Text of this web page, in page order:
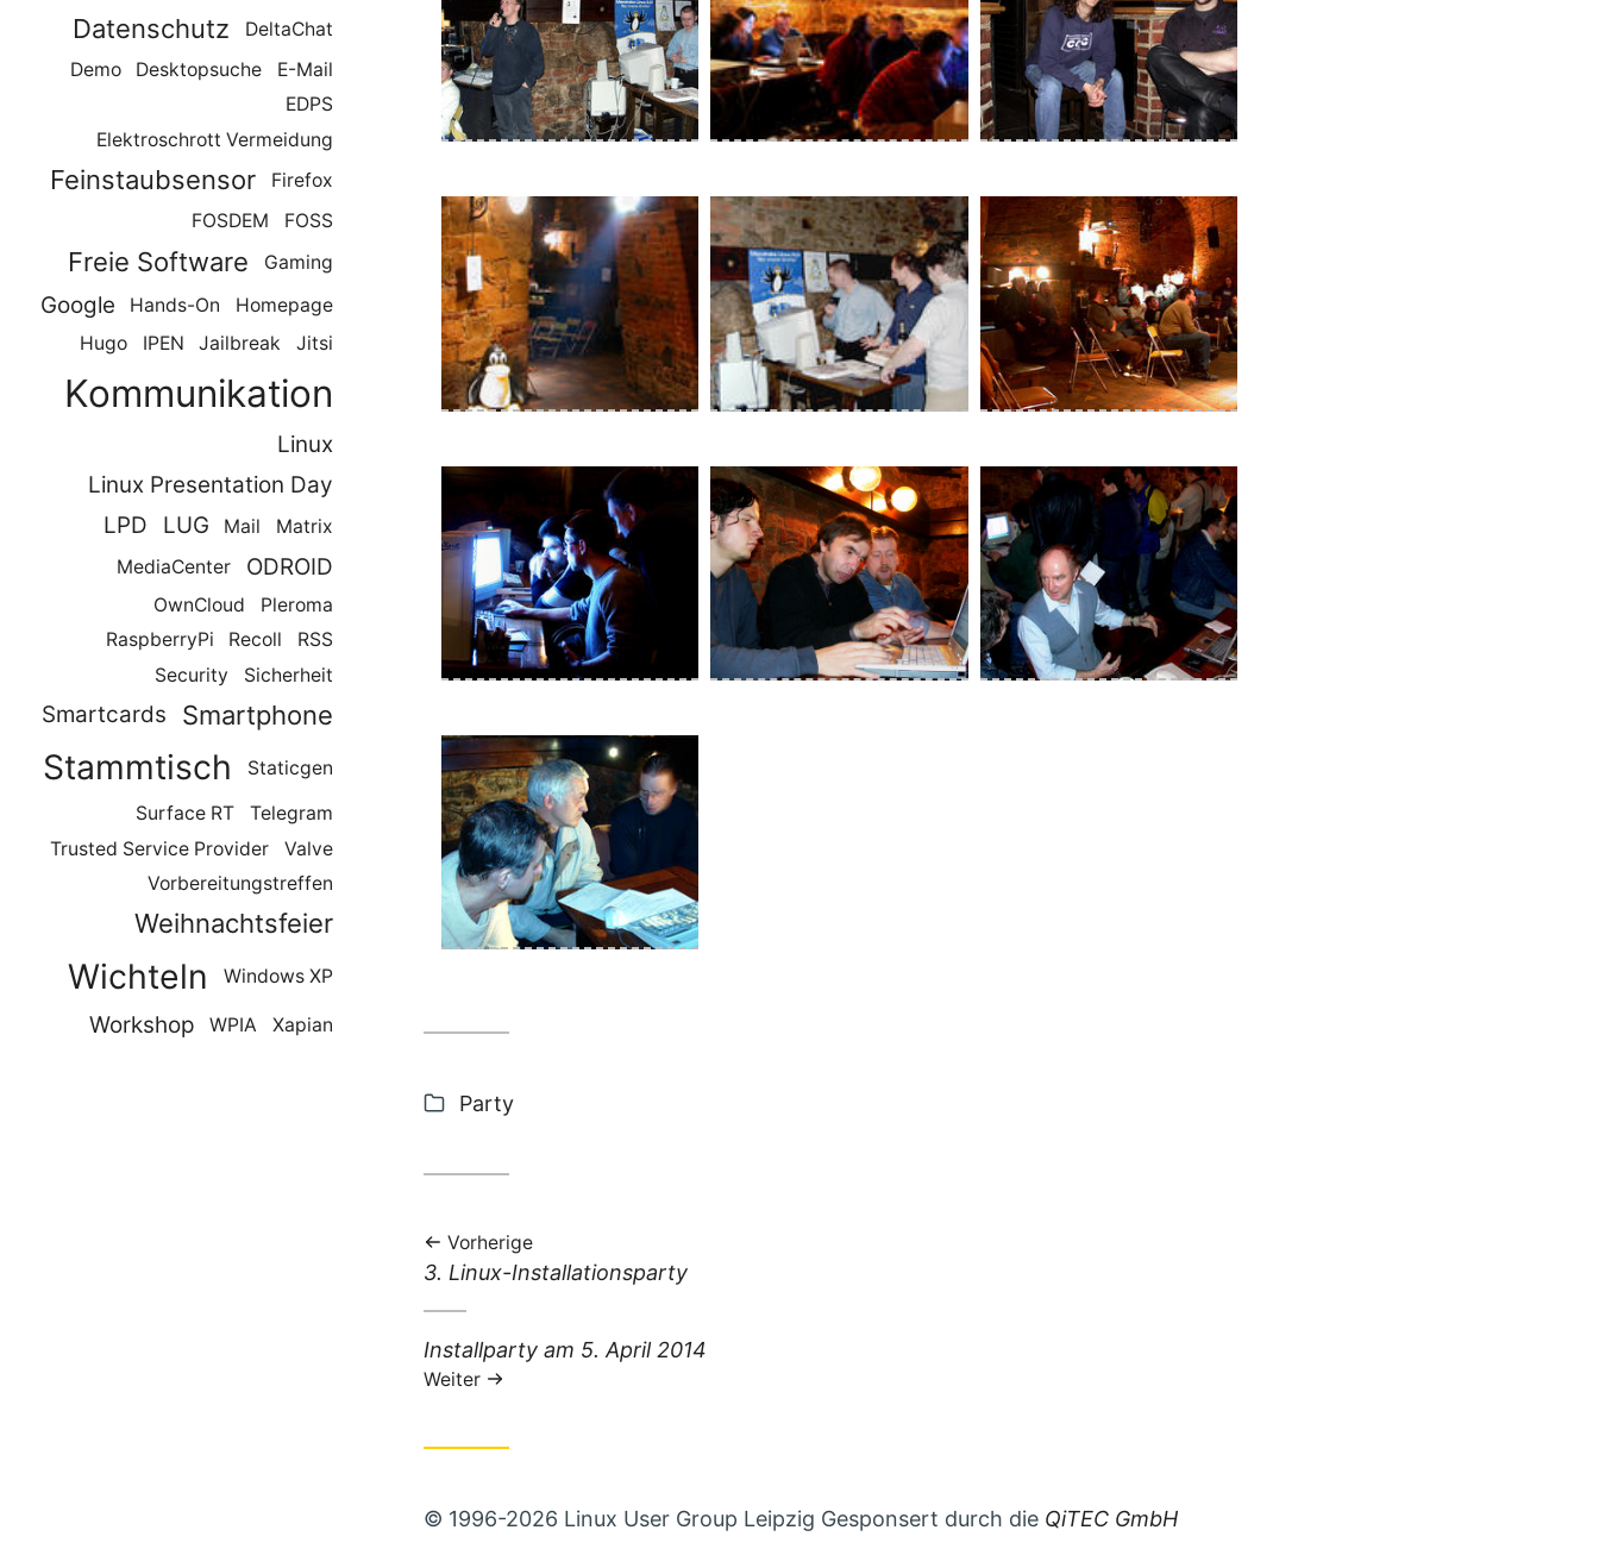
Datenschutz
DeltaChat
Demo
Desktopsuche
E-Mail
EDPS
Elektroschrott Vermeidung
Feinstaubsensor
Firefox
FOSDEM
FOSS
Freie Software Gaming
Google Hands-On
Homepage
Hugo
IPEN Jailbreak Jitsi
Kommunikation
Linux
Linux Presentation Day
LPD
LUG Mail
Matrix
MediaCenter
ODROID
OwnCloud
Pleroma
RaspberryPi
Recoll
RSS
Security
Sicherheit
Smartcards Smartphone
Stammtisch Staticgen
Surface RT
Telegram
Trusted Service Provider
Valve
Vorbereitungstreffen
Weihnachtsfeier
Wichteln Windows XP
Workshop WPIA Xapian
Ein c 128 mit laufender shell Jürgen möbius mit kamerad 128
Kay parsed gerade die IP
chains manpage, kommilitone
rechts ist schwer verunsichert
ob das gut geht
Marcus beim vortrag, udo
bedient derweil den rechner am
beamer
Panoramabild
Rob als barmann mit seinem
treusten kunden karl
Tux war auch da Udo am infostand Udo beim debian vortrag
Foto06
Kategorien:
Party
Vorherige
Vorheriger
3. Linux-Installationsparty
Nächster
Beitrag:
Installparty am 5. April 2014
Weiter
© 1996-2026 Linux User Group Leipzig Gesponsert durch die QiTEC GmbH